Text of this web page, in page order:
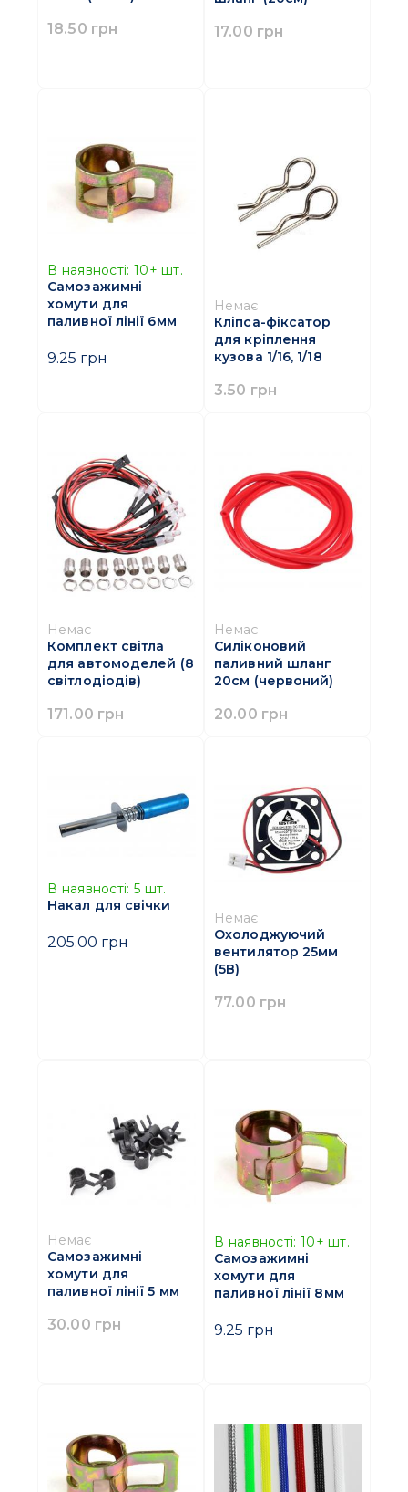
18.50 грн 17.00 грн
В наявності: 10+ шт.
Самозажимні
хомути для
паливної лінії 6мм
9.25 грн
Немає
Кліпса-фіксатор
для кріплення
кузова 1/16, 1/18
3.50 грн
Немає
Комплект світла
для автомоделей (8
світлодіодів)
171.00 грн
Немає
Силіконовий
паливний шланг
20cм (червоний)
20.00 грн
В наявності: 5 шт.
Накал для свічки
205.00 грн
Немає
Охолоджуючий
вентилятор 25мм
(5В)
77.00 грн
Немає
Самозажимні
хомути для
паливної лінії 5 мм
30.00 грн
В наявності: 10+ шт.
Самозажимні
хомути для
паливної лінії 8мм
9.25 грн